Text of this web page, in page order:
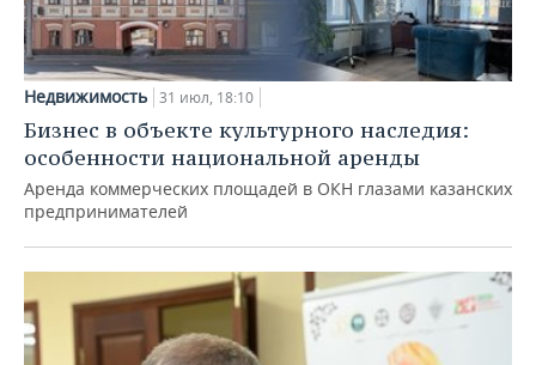
Недвижимость 31 июл, 18:10
Бизнес в объекте культурного наследия:
особенности национальной аренды
Аренда коммерческих площадей в ОКН глазами казанских
предпринимателей